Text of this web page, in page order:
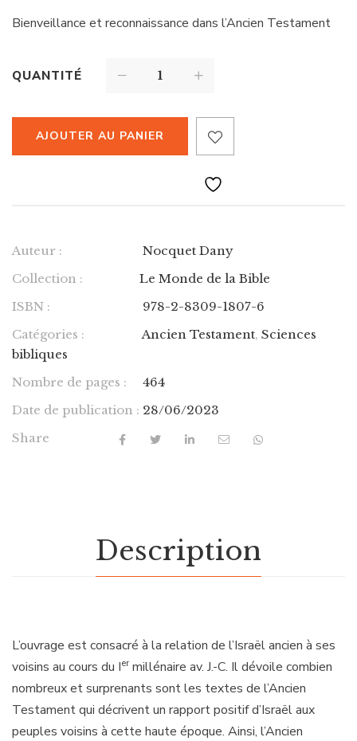
Bienveillance et reconnaissance dans l’Ancien Testament
QUANTITÉ
AJOUTER AU PANIER
Auteur :
Nocquet Dany
Collection :
Le Monde de la Bible
ISBN :
978-2-8309-1807-6
Catégories :
Ancien Testament, Sciences
bibliques
Nombre de pages :
464
Date de publication : 28/06/2023
Share
Description
L’ouvrage est consacré à la relation de l’Israël ancien à ses
voisins au cours du Ier millénaire av. J.-C. Il dévoile combien
nombreux et surprenants sont les textes de l’Ancien
Testament qui décrivent un rapport positif d’Israël aux
peuples voisins à cette haute époque. Ainsi, l’Ancien